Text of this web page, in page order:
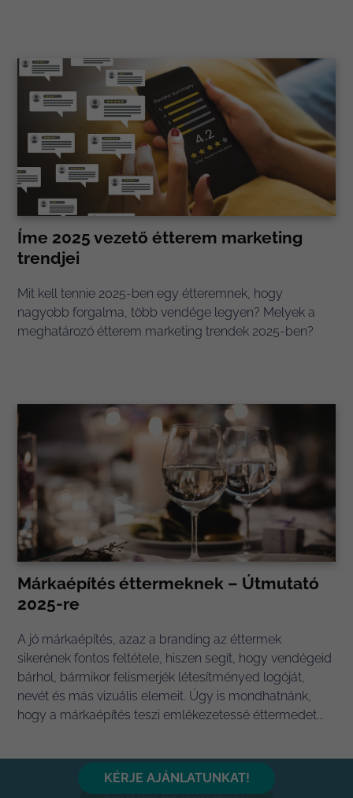
Íme 2025 vezető étterem marketing
trendjei
Mit kell tennie 2025-ben egy étteremnek, hogy
nagyobb forgalma, több vendége legyen? Melyek a
meghatározó étterem marketing trendek 2025-ben?
Márkaépítés éttermeknek – Útmutató
2025-re
A jó márkaépítés, azaz a branding az éttermek
sikerének fontos feltétele, hiszen segít, hogy vendégeid
bárhol, bármikor felismerjék létesítményed logóját,
nevét és más vizuális elemeit. Úgy is mondhatnánk,
hogy a márkaépítés teszi emlékezetessé éttermedet...
KÉRJE AJÁNLATUNKAT!